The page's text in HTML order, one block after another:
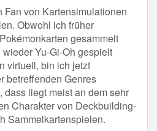
Fan von Kartensimulationen
Obwohl ich früher
gesammelt
Yu-Gi-Oh gespielt
virtuell, bin ich jetzt
betreffenden Genres
dass liegt meist an dem sehr
Charakter von Deckbuilding-
Sammelkartenspielen.